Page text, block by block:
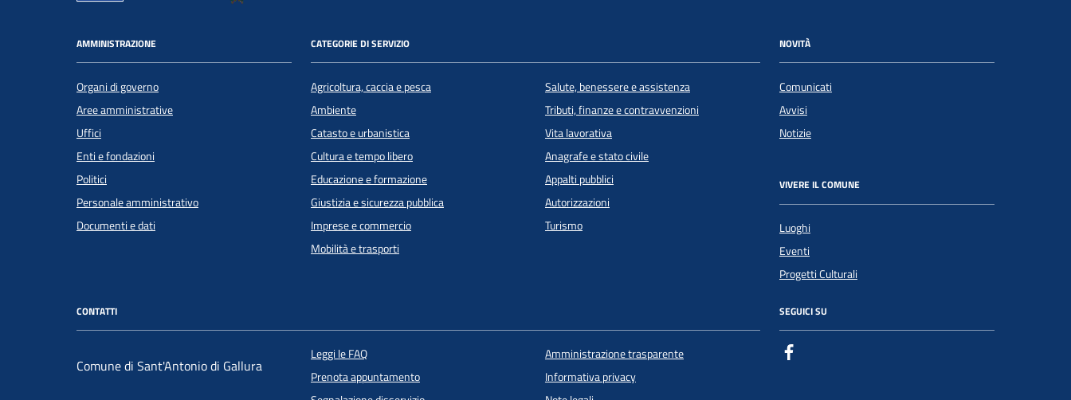
AMMINISTRAZIONE
Organi di governo
Aree amministrative
Uffici
Enti e fondazioni
Politici
Personale amministrativo
Documenti e dati
CATEGORIE DI SERVIZIO
Agricoltura, caccia e pesca
Ambiente
Catasto e urbanistica
Cultura e tempo libero
Educazione e formazione
Giustizia e sicurezza pubblica
Imprese e commercio
Mobilità e trasporti
Salute, benessere e assistenza
Tributi, finanze e contravvenzioni
Vita lavorativa
Anagrafe e stato civile
Appalti pubblici
Autorizzazioni
Turismo
NOVITÀ
Comunicati
Avvisi
Notizie
VIVERE IL COMUNE
Luoghi
Eventi
Progetti Culturali
CONTATTI
Comune di Sant'Antonio di Gallura
Leggi le FAQ
Prenota appuntamento
Amministrazione trasparente
Informativa privacy
SEGUICI SU